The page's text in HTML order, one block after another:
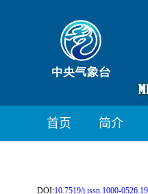
首页 简介
DOI:10.7519/j.issn.1000-